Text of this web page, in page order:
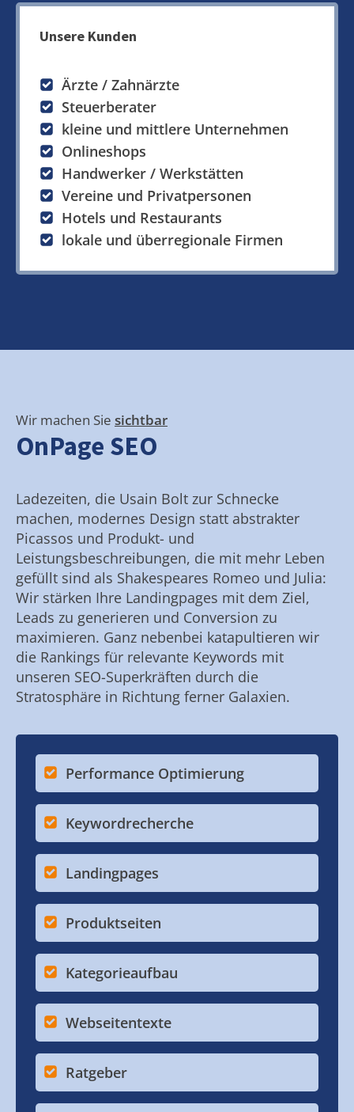
Unsere Kunden
Ärzte / Zahnärzte
Steuerberater
kleine und mittlere Unternehmen
Onlineshops
Handwerker / Werkstätten
Vereine und Privatpersonen
Hotels und Restaurants
lokale und überregionale Firmen
Wir machen Sie sichtbar
OnPage SEO
Ladezeiten, die Usain Bolt zur Schnecke
machen, modernes Design statt abstrakter
Picassos und Produkt- und
Leistungsbeschreibungen, die mit mehr Leben
gefüllt sind als Shakespeares Romeo und Julia:
Wir stärken Ihre Landingpages mit dem Ziel,
Leads zu generieren und Conversion zu
maximieren. Ganz nebenbei katapultieren wir
die Rankings für relevante Keywords mit
unseren SEO-Superkräften durch die
Stratosphäre in Richtung ferner Galaxien.
Performance Optimierung
Keywordrecherche
Landingpages
Produktseiten
Kategorieaufbau
Webseitentexte
Ratgeber